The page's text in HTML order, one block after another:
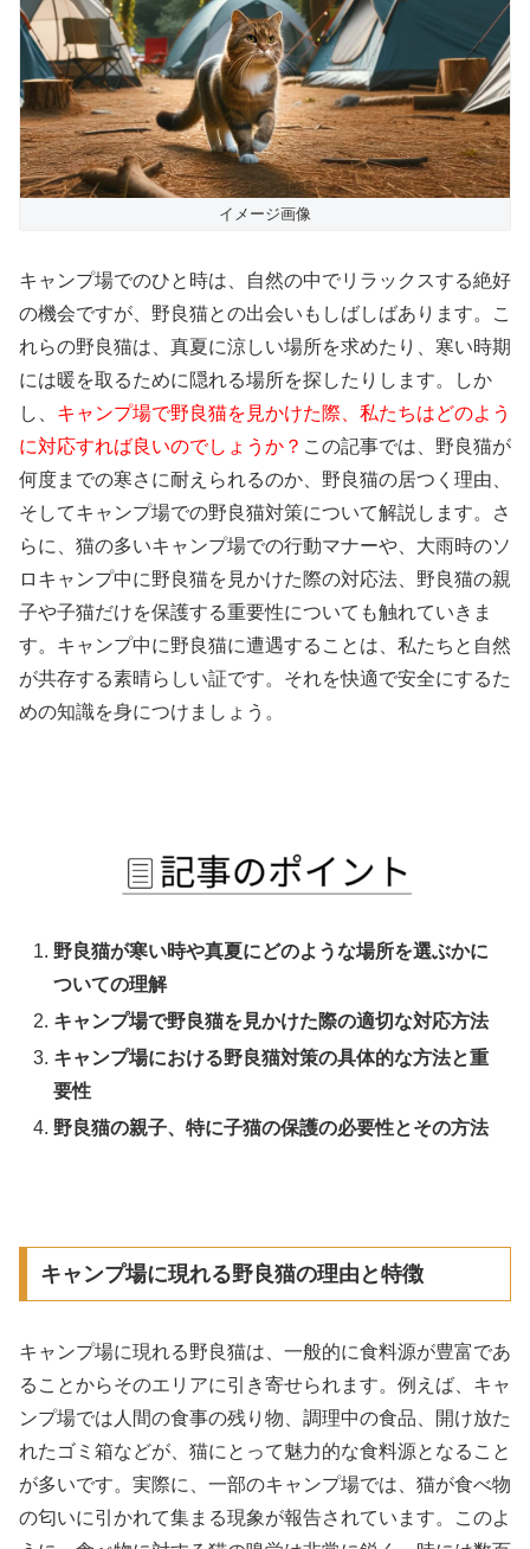
イメージ画像
キャンプ場でのひと時は、自然の中でリラックスする絶好
の機会ですが、野良猫との出会いもしばしばあります。こ
れらの野良猫は、真夏に涼しい場所を求めたり、寒い時期
には暖を取るために隠れる場所を探したりします。しか
し、 キャンプ場で野良猫を見かけた際、私たちはどのよう
に対応すれば良いのでしょうか？ この記事では、野良猫が
何度までの寒さに耐えられるのか、野良猫の居つく理由、
そしてキャンプ場での野良猫対策について解説します。さ
らに、猫の多いキャンプ場での行動マナーや、大雨時のソ
ロキャンプ中に野良猫を見かけた際の対応法、野良猫の親
子や子猫だけを保護する重要性についても触れていきま
す。キャンプ中に野良猫に遭遇することは、私たちと自然
が共存する素晴らしい証です。それを快適で安全にするた
めの知識を身につけましょう。
野良猫が寒い時や真夏にどのような場所を選ぶかに
ついての理解
キャンプ場で野良猫を見かけた際の適切な対応方法
キャンプ場における野良猫対策の具体的な方法と重
要性
野良猫の親子、特に子猫の保護の必要性とその方法
キャンプ場に現れる野良猫の理由と特徴
キャンプ場に現れる野良猫は、一般的に食料源が豊富であ
ることからそのエリアに引き寄せられます。例えば、キャ
ンプ場では人間の食事の残り物、調理中の食品、開け放た
れたゴミ箱などが、猫にとって魅力的な食料源となること
が多いです。実際に、一部のキャンプ場では、猫が食べ物
の匂いに引かれて集まる現象が報告されています。このよ